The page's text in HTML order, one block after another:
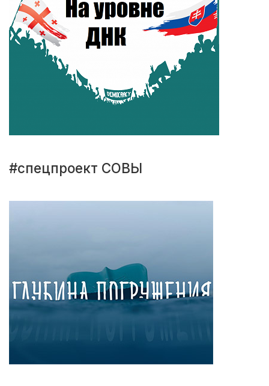
#спецпроект СОВЫ